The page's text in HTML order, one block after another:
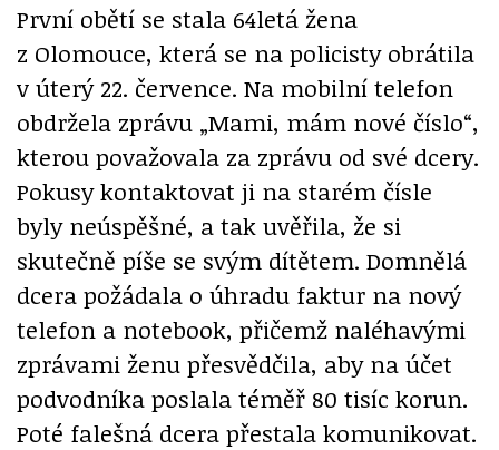
První obětí se stala 64letá žena
z Olomouce, která se na policisty obrátila
v úterý 22. července. Na mobilní telefon
obdržela zprávu „Mami, mám nové číslo“,
kterou považovala za zprávu od své dcery.
Pokusy kontaktovat ji na starém čísle
byly neúspěšné, a tak uvěřila, že si
skutečně píše se svým dítětem. Domnělá
dcera požádala o úhradu faktur na nový
telefon a notebook, přičemž naléhavými
zprávami ženu přesvědčila, aby na účet
podvodníka poslala téměř 80 tisíc korun.
Poté falešná dcera přestala komunikovat.